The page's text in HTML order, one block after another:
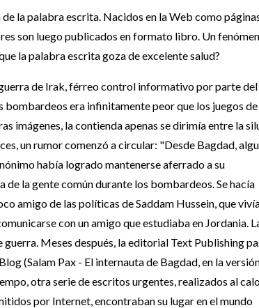
la palabra escrita. Nacidos en la Web como
son luego publicados en formato libro. Un
la palabra escrita goza de excelente salud?
de Irak, férreo control informativo por parte del
bombardeos era infinitamente peor que los juegos de
imágenes, la contienda apenas se dirimía entre la
un rumor comenzó a circular: "Desde Bagdad,
había logrado mantenerse aferrado a su
la gente común durante los bombardeos. Se hacía
amigo de las políticas de Saddam Hussein, que
con un amigo que estudiaba en Jordania.
Meses después, la editorial Text Publishing
(Salam Pax - El internauta de Bagdad, en la
otra serie de escritos urgentes, realizados al
por Internet, encontraban su lugar en el mundo